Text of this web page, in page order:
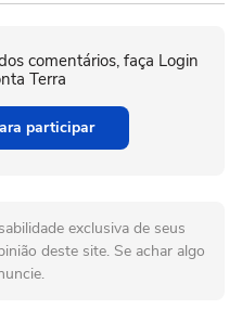
comentários, faça Login
Terra
participar
exclusiva de seus
deste site. Se achar algo